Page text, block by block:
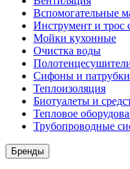
Вспомогательные
Инструмент и трос
Мойки кухонные
Очистка воды
Сифоны и патрубки
Теплоизоляция
Биотуалеты и
Тепловое
Трубопроводные
Бренды